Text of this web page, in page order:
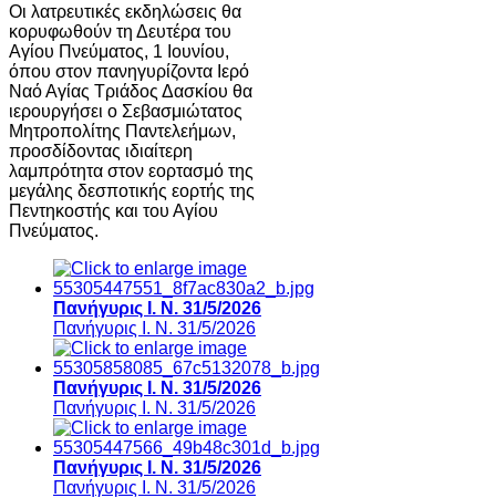
Οι λατρευτικές εκδηλώσεις θα
κορυφωθούν τη Δευτέρα του
Αγίου Πνεύματος, 1 Ιουνίου,
όπου στον πανηγυρίζοντα Ιερό
Ναό Αγίας Τριάδος Δασκίου θα
ιερουργήσει ο Σεβασμιώτατος
Μητροπολίτης Παντελεήμων,
προσδίδοντας ιδιαίτερη
λαμπρότητα στον εορτασμό της
μεγάλης δεσποτικής εορτής της
Πεντηκοστής και του Αγίου
Πνεύματος.
Πανήγυρις Ι. Ν. 31/5/2026
Πανήγυρις Ι. Ν. 31/5/2026
Πανήγυρις Ι. Ν. 31/5/2026
Πανήγυρις Ι. Ν. 31/5/2026
Πανήγυρις Ι. Ν. 31/5/2026
Πανήγυρις Ι. Ν. 31/5/2026